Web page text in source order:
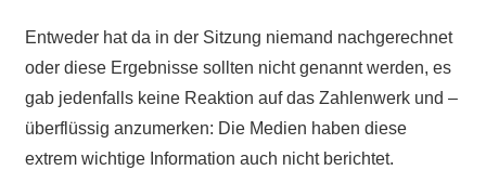
Entweder hat da in der Sitzung niemand nachgerechnet
oder diese Ergebnisse sollten nicht genannt werden, es
gab jedenfalls keine Reaktion auf das Zahlenwerk und –
überflüssig anzumerken: Die Medien haben diese
extrem wichtige Information auch nicht berichtet.